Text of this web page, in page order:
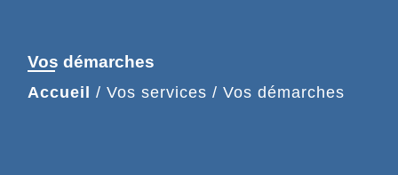
Vos démarches
Accueil / Vos services / Vos démarches